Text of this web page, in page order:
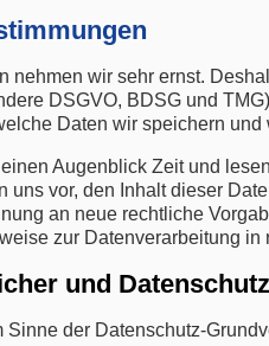
nehmen wir sehr ernst.
DSGVO, BDSG und
Daten wir speichern und
Augenblick Zeit und
uns vor, den Inhalt dieser
an neue rechtliche
zur Datenverarbeitung
und
Sinne der Datenschutz-